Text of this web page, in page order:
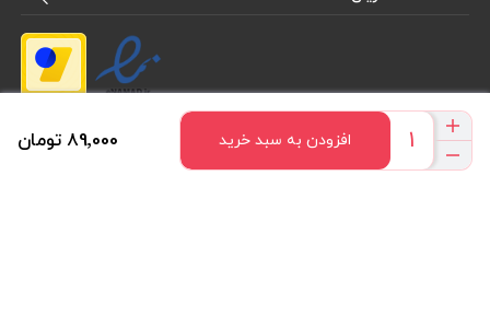
89٬000 تومان افزودن به سبد خرید
ما را دنبال کنید